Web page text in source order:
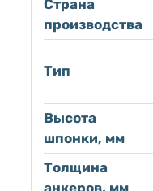
Страна
производства
Тип
Высота
шпонки, мм
Толщина